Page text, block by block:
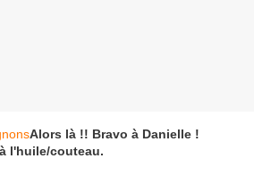
Alors là !! Bravo à Danielle !
l'huile/couteau.